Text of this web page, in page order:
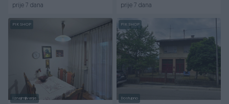
prije 7 dana prije 7 dana
PIK SHOP
Iznajmljivanje
PIK SHOP
Dostupno